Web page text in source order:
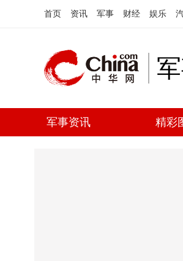
首页 资讯 军事 财经 娱乐
军事资讯 精彩